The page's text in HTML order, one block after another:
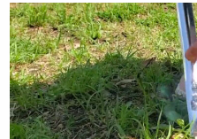
お知らせ
先輩職員による先輩ブログ
ケンパの活動ブログ